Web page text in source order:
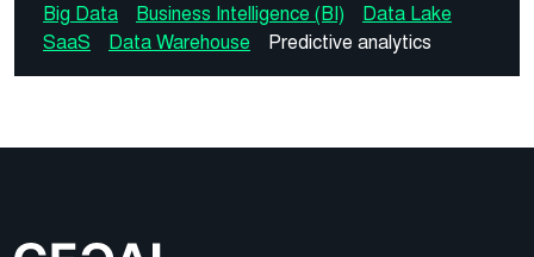
Big Data
Business Intelligence (BI)
Data Lake
SaaS
Data Warehouse Predictive analytics